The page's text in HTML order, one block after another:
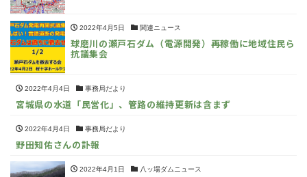
2022年4月5日 関連ニュース
球磨川の瀬戸石ダム（電源開発）再稼働に地域住民ら
抗議集会
2022年4月4日 事務局だより
宮城県の水道「民営化」、管路の維持更新は含まず
2022年4月4日 事務局だより
野田知佑さんの訃報
2022年4月1日 八ッ場ダムニュース